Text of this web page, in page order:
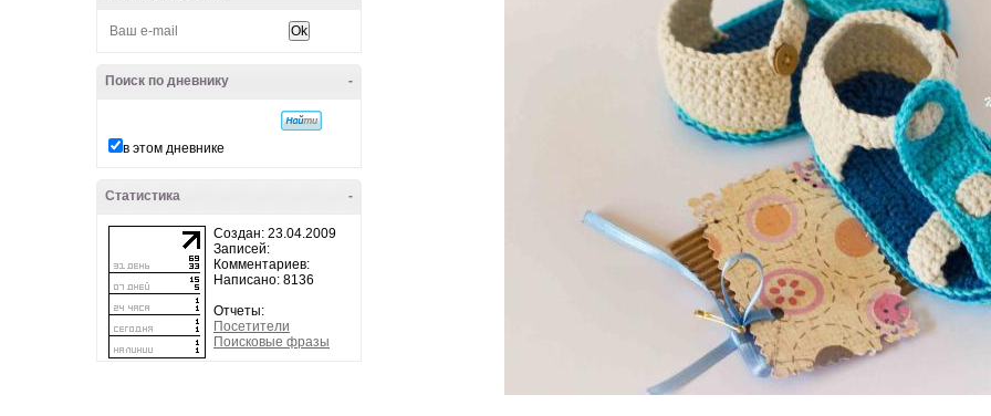
-
Поиск по дневнику
в этом дневнике
-
Статистика
Создан: 23.04.2009
Записей:
Комментариев:
Написано: 8136
Отчеты:
Посетители
Поисковые фразы